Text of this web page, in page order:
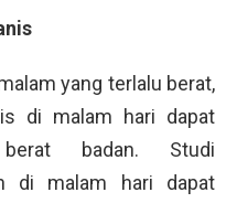
yang terlalu berat,
di malam hari dapat
berat badan. Studi
di malam hari dapat